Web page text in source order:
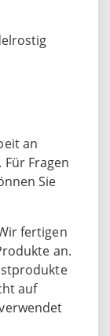
an
Fragen
Sie
fertigen
an.
auf